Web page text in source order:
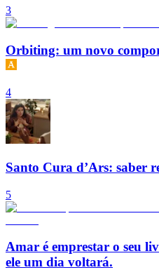
3
Orbiting: um novo
4
Santo Cura d’Ars: saber
5
Amar é emprestar o seu
ele um dia voltará.